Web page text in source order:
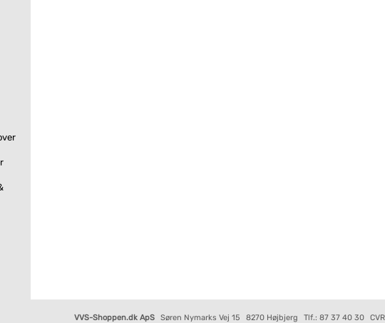
VVS-Shoppen.dk ApS Søren Nymarks Vej 15 8270 Højbjerg Tlf.: 87 37 40 30